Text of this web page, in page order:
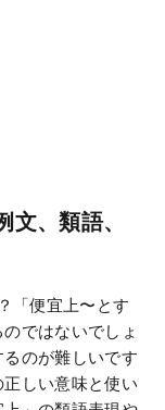
文、類語、
「便宜上〜とす
ではないでしょ
のが難しいです
しい意味と使い